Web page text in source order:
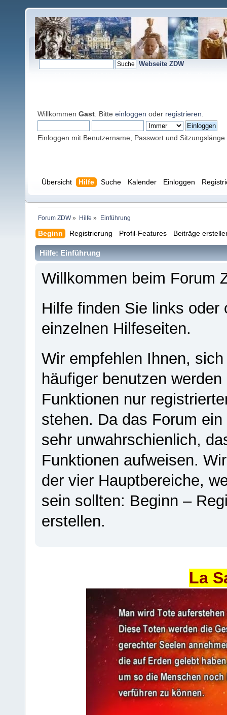
Webseite ZDW
Willkommen Gast . Bitte einloggen oder registrieren
Einloggen mit Benutzername, Passwort und Sitzungslänge
Übersicht Hilfe Suche Kalender Einloggen
Forum ZDW» Hilfe » Einführung
Beginn Registrierung Profil-Features Beiträge
Hilfe: Einführung
Willkommen beim Forum
Hilfe finden Sie links
einzelnen Hilfeseiten.
Wir empfehlen Ihnen,
häufiger benutzen
Funktionen nur
stehen. Da das Forum
sehr unwahrschienlich,
Funktionen aufweisen.
der vier Hauptbereiche,
sein sollten: Beginn –
erstellen.
La